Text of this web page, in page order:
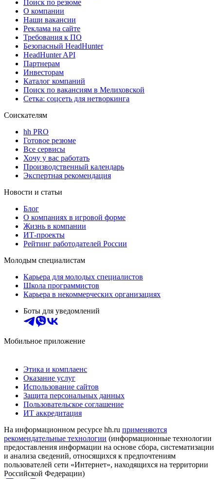
Поиск по резюме
О компании
Наши вакансии
Реклама на сайте
Требования к ПО
Безопасный HeadHunter
HeadHunter API
Партнерам
Инвесторам
Каталог компаний
Поиск по вакансиям в Мелиховской
Сетка: соцсеть для нетворкинга
Соискателям
hh PRO
Готовое резюме
Все сервисы
Хочу у вас работать
Производственный календарь
Экспертная рекомендация
Новости и статьи
Блог
О компаниях в игровой форме
Жизнь в компании
ИТ-проекты
Рейтинг работодателей России
Молодым специалистам
Карьера для молодых специалистов
Школа программистов
Карьера в некоммерческих организациях
Боты для уведомлений
Мобильное приложение
Этика и комплаенс
Оказание услуг
Использование сайтов
Защита персональных данных
Пользовательское соглашение
ИТ аккредитация
На информационном ресурсе hh.ru применяются
рекомендательные технологии (информационные технологии
предоставления информации на основе сбора, систематизации
и анализа сведений, относящихся к предпочтениям
пользователей сети «Интернет», находящихся на территории
Российской Федерации)